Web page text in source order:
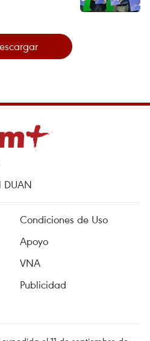
DUAN
Condiciones de Uso
Apoyo
VNA
Publicidad